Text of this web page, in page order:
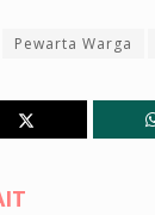
Pewarta Warga